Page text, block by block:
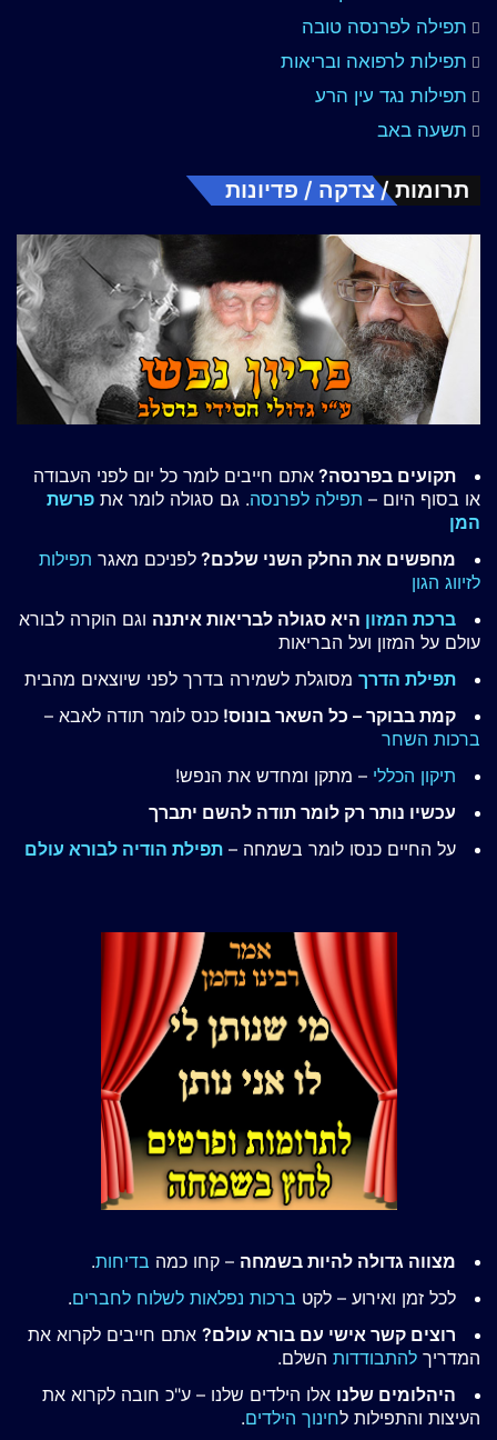
תפילה לפרנסה טובה
תפילות לרפואה ובריאות
תפילות נגד עין הרע
תשעה באב
תרומות / צדקה / פדיונות
תקועים בפרנסה? אתם חייבים לומר כל יום לפני העבודה
או בסוף היום – תפילה לפרנסה. גם סגולה לומר את פרשת
המן
מחפשים את החלק השני שלכם? לפניכם מאגר תפילות
לזיווג הגון
ברכת המזון היא סגולה לבריאות איתנה וגם הוקרה לבורא
עולם על המזון ועל הבריאות
תפילת הדרך מסוגלת לשמירה בדרך לפני שיוצאים מהבית
קמת בבוקר – כל השאר בונוס! כנס לומר תודה לאבא –
ברכות השחר
תיקון הכללי – מתקן ומחדש את הנפש!
עכשיו נותר רק לומר תודה להשם יתברך
על החיים כנסו לומר בשמחה – תפילת הודיה לבורא עולם
מצווה גדולה להיות בשמחה – קחו כמה בדיחות.
לכל זמן ואירוע – לקט ברכות נפלאות לשלוח לחברים.
רוצים קשר אישי עם בורא עולם? אתם חייבים לקרוא את
המדריך להתבודדות השלם.
היהלומים שלנו אלו הילדים שלנו – ע"כ חובה לקרוא את
העיצות והתפילות לחינוך הילדים.